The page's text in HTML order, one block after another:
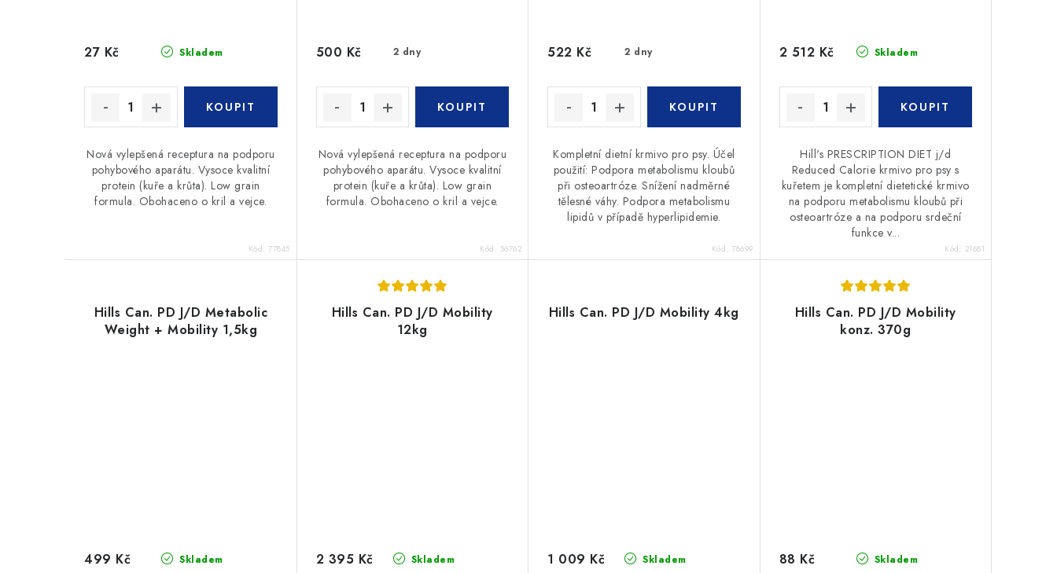
Skladem
27 Kč
Nová vylepšená receptura na podporu
pohybového aparátu. Vysoce kvalitní
protein (kuře a krůta). Low grain
formula. Obohaceno o kril a vejce.
Kód: 77845
2 dny
500 Kč
Nová vylepšená receptura na podporu
pohybového aparátu. Vysoce kvalitní
protein (kuře a krůta). Low grain
formula. Obohaceno o kril a vejce.
Kód: 56762
2 dny
522 Kč
Kompletní dietní krmivo pro psy. Účel
použití: Podpora metabolismu kloubů
při osteoartróze. Snížení nadměrné
tělesné váhy. Podpora metabolismu
lipidů v případě hyperlipidemie.
Kód: 78699
Skladem
2 512 Kč
Hill's PRESCRIPTION DIET j/d
Reduced Calorie krmivo pro psy s
kuřetem je kompletní dietetické krmivo
na podporu metabolismu kloubů při
osteoartróze a na podporu srdeční
funkce v...
Kód: 21681
Hills Can. PD J/D Metabolic
Weight + Mobility 1,5kg
Skladem
499 Kč
Hills Can. PD J/D Mobility
12kg
Skladem
2 395 Kč
Hills Can. PD J/D Mobility 4kg
Skladem
1 009 Kč
Hills Can. PD J/D Mobility
konz. 370g
Skladem
88 Kč